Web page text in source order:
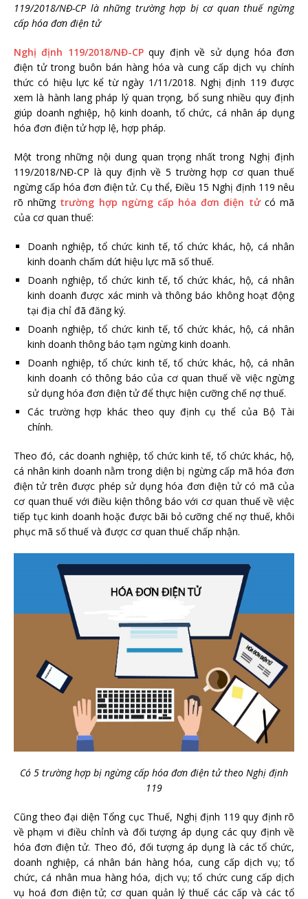
119/2018/NĐ-CP là những trường hợp bị cơ quan thuế ngừng
cấp hóa đơn điện tử
Nghị định 119/2018/NĐ-CPquy định về sử dụng hóa đơn
điện tử trong buôn bán hàng hóa và cung cấp dịch vụ chính
thức có hiệu lực kể từ ngày 1/11/2018. Nghị định 119 được
xem là hành lang pháp lý quan trọng, bổ sung nhiều quy định
giúp doanh nghiệp, hộ kinh doanh, tổ chức, cá nhân áp dụng
hóa đơn điện tử hợp lệ, hợp pháp.
Một trong những nội dung quan trọng nhất trong Nghị định
119/2018/NĐ-CP là quy định về 5 trường hợp cơ quan thuế
ngừng cấp hóa đơn điện tử. Cụ thể, Điều 15 Nghị định 119 nêu
rõ những trường hợp ngừng cấp hóa đơn điện tửcó mã
của cơ quan thuế:
Doanh nghiệp, tổ chức kinh tế, tổ chức khác, hộ, cá nhân
kinh doanh chấm dứt hiệu lực mã số thuế.
Doanh nghiệp, tổ chức kinh tế, tổ chức khác, hộ, cá nhân
kinh doanh được xác minh và thông báo không hoạt động
tại địa chỉ đã đăng ký.
Doanh nghiệp, tổ chức kinh tế, tổ chức khác, hộ, cá nhân
kinh doanh thông báo tạm ngừng kinh doanh.
Doanh nghiệp, tổ chức kinh tế, tổ chức khác, hộ, cá nhân
kinh doanh có thông báo của cơ quan thuế về việc ngừng
sử dụng hóa đơn điện tử để thực hiện cưỡng chế nợ thuế.
Các trường hợp khác theo quy định cụ thể của Bộ Tài
chính.
Theo đó, các doanh nghiệp, tổ chức kinh tế, tổ chức khác, hộ,
cá nhân kinh doanh nằm trong diện bị ngừng cấp mã hóa đơn
điện tử trên được phép sử dụng hóa đơn điện tử có mã của
cơ quan thuế với điều kiện thông báo với cơ quan thuế về việc
tiếp tục kinh doanh hoặc được bãi bỏ cưỡng chế nợ thuế, khôi
phục mã số thuế và được cơ quan thuế chấp nhận.
Có 5 trường hợp bị ngừng cấp hóa đơn điện tử theo Nghị định
119
Cũng theo đại diện Tổng cục Thuế, Nghị định 119 quy định rõ
về phạm vi điều chỉnh và đối tượng áp dụng các quy định về
hóa đơn điện tử. Theo đó, đối tượng áp dụng là các tổ chức,
doanh nghiệp, cá nhân bán hàng hóa, cung cấp dịch vụ; tổ
chức, cá nhân mua hàng hóa, dịch vụ; tổ chức cung cấp dịch
vụ hoá đơn điện tử; cơ quan quản lý thuế các cấp và các tổ